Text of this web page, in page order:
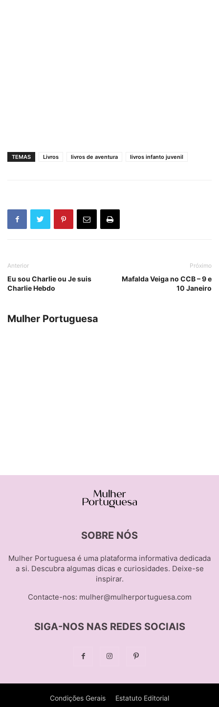
TEMAS Livros livros de aventura livros infanto juvenil
Anterior
Eu sou Charlie ou Je suis
Charlie Hebdo
Próximo
Mafalda Veiga no CCB – 9 e
10 Janeiro
Mulher Portuguesa
SOBRE NÓS
Mulher Portuguesa é uma plataforma informativa dedicada
a si. Descubra algumas dicas e curiosidades. Deixe-se
inspirar.
Contacte-nos: mulher@mulherportuguesa.com
SIGA-NOS NAS REDES SOCIAIS
Condições Gerais Estatuto Editorial